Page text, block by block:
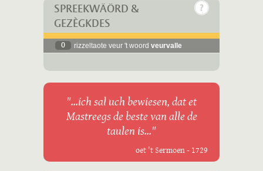
SPREEKWÄÖRD &
GEZÈGKDES
0 rizzeltaote veur 't woord veurvalle
"...ich sal uch bewiesen, dat et
Mastreegs de beste van alle de
taulen is..."
oet 't Sermoen - 1729